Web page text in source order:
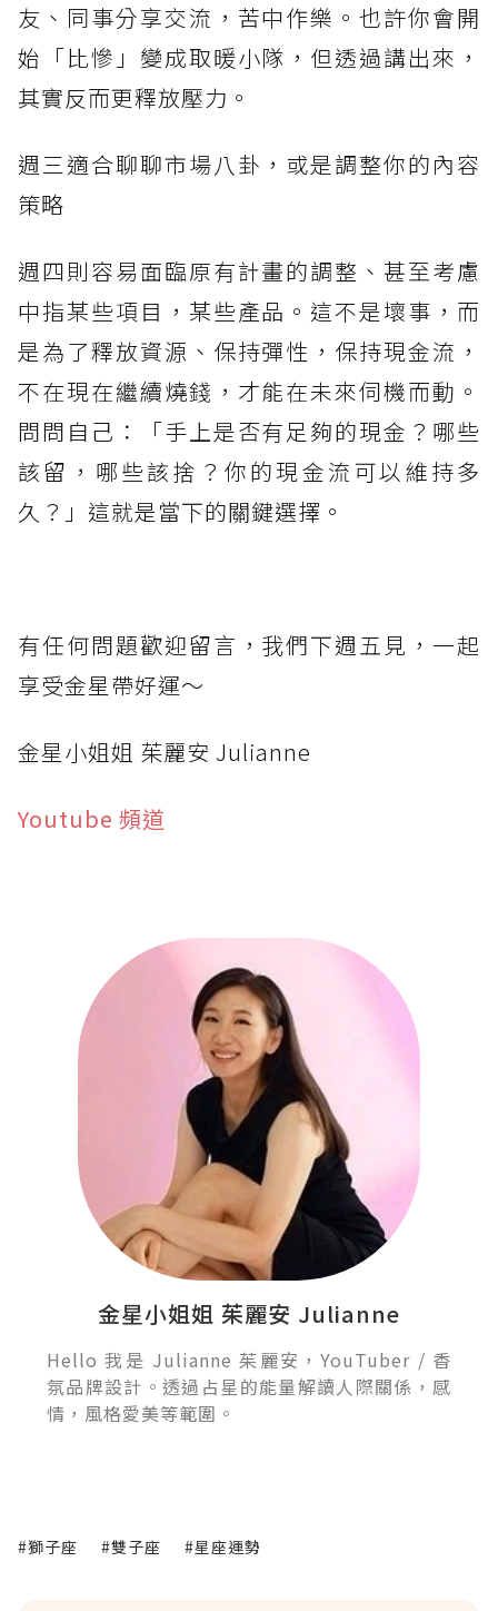
友、同事分享交流，苦中作樂。也許你會開
始「比慘」變成取暖小隊，但透過講出來，
其實反而更釋放壓力。
週三適合聊聊市場八卦，或是調整你的內容
策略
週四則容易面臨原有計畫的調整、甚至考慮
中指某些項目，某些產品。這不是壞事，而
是為了釋放資源、保持彈性，保持現金流，
不在現在繼續燒錢，才能在未來伺機而動。
問問自己：「手上是否有足夠的現金？哪些
該留，哪些該捨？你的現金流可以維持多
久？」這就是當下的關鍵選擇。
有任何問題歡迎留言，我們下週五見，一起
享受金星帶好運～
金星小姐姐 茱麗安 Julianne
Youtube 頻道
金星小姐姐 茱麗安 Julianne
Hello 我是 Julianne 茱麗安，YouTuber / 香
氛品牌設計。透過占星的能量解讀人際關係，感
情，風格愛美等範圍。
#獅子座 #雙子座 #星座運勢